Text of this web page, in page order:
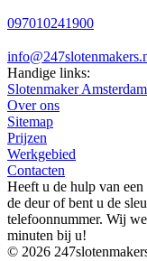
097010241900
Handige links:
Slotenmaker Amsterdam
Over ons
Sitemap
Prijzen
Werkgebied
Contacten
Heeft u de hulp van
de deur of bent u de
telefoonnummer. Wij
minuten bij u!
© 2026